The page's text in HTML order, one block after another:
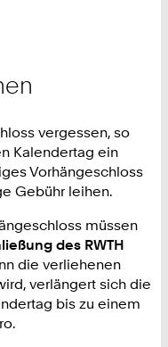
vergessen, so
Kalendertag ein
Vorhängeschloss
Gebühr leihen.
müssen
des RWTH
die verliehenen
verlängert sich die
bis zu einem